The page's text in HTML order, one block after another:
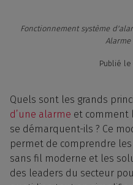
Fonctionnement système
Alarme
Publié le
Quels sont les grands
d’une alarme et comment
se démarquent-ils ? Ce
permet de comprendre
sans fil moderne et les
des leaders du secteur